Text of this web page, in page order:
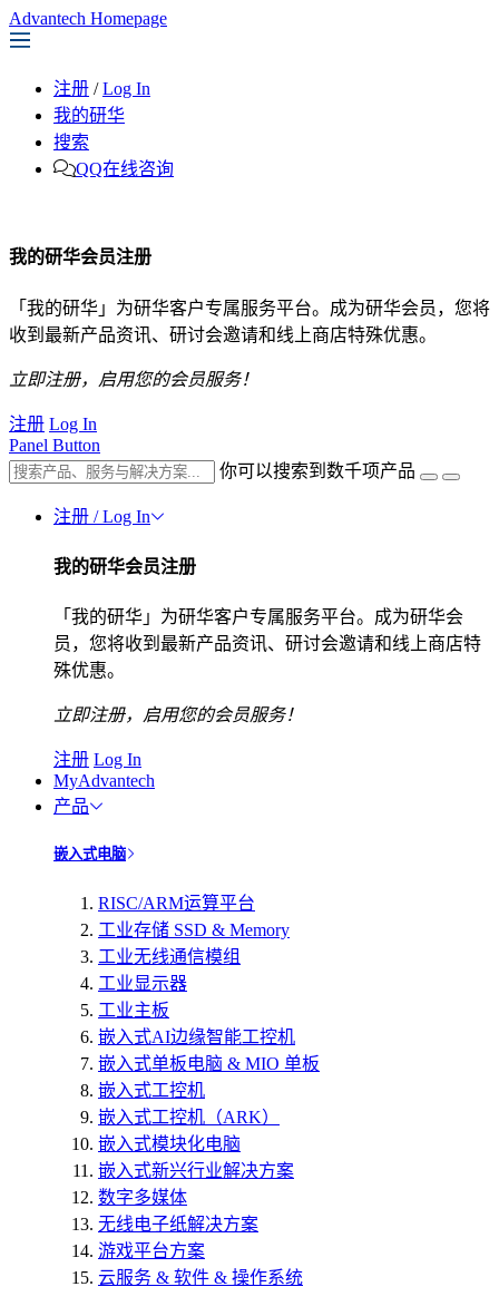
Advantech Homepage
注册 / Log In
我的研华
搜索
QQ在线咨询
我的研华会员注册
「我的研华」为研华客户专属服务平台。成为研华会员，您将
收到最新产品资讯、研讨会邀请和线上商店特殊优惠。
立即注册，启用您的会员服务！
注册 Log In
Panel Button
你可以搜索到数千项产品
注册 / Log In
我的研华会员注册
「我的研华」为研华客户专属服务平台。成为研华会
员，您将收到最新产品资讯、研讨会邀请和线上商店特
殊优惠。
立即注册，启用您的会员服务！
注册 Log In
MyAdvantech
产品
嵌入式电脑
RISC/ARM运算平台
工业存储 SSD & Memory
工业无线通信模组
工业显示器
工业主板
嵌入式AI边缘智能工控机
嵌入式单板电脑 & MIO 单板
嵌入式工控机
嵌入式工控机（ARK）
嵌入式模块化电脑
嵌入式新兴行业解决方案
数字多媒体
无线电子纸解决方案
游戏平台方案
云服务 & 软件 & 操作系统